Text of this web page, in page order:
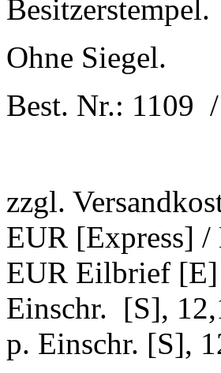
Besitzerstempel.
Ohne Siegel.
Best. Nr.: 1109
zzgl.
EUR [Express]
EUR Eilbrief [E]
Einschr. [S],
p. Einschr. [S],